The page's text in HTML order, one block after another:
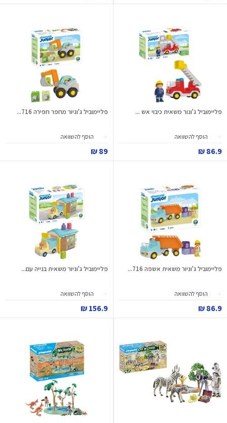
פליימוביל ג'ונור משאית כיבוי אש ...
הוסף להשוואה
86.9 ₪
פליימוביל ג'וניור מחפר חפירה 716...
הוסף להשוואה
89 ₪
פליימוביל ג'וניור משאית אשפה 716...
הוסף להשוואה
86.9 ₪
פליימוביל ג'וניור משאית בנייה עם...
הוסף להשוואה
156.9 ₪